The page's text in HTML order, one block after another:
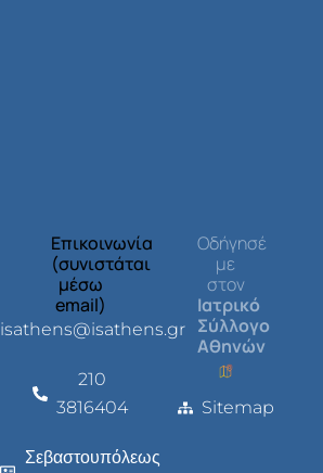
Επικοινωνία
(συνιστάται
μέσω
email)
isathens@isathens.gr
210
3816404
Σεβαστουπόλεως
Οδήγησέ
με
στον
Ιατρικό
Σύλλογο
Αθηνών
Sitemap